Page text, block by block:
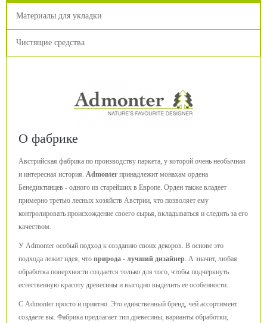
Материалы для укладки
Чистящие средства
О фабрике
Австрийская фабрика по производству паркета, у которой очень необычная
и интересная история. Admonter принадлежит монахам ордена
Бенедиктинцев - одного из старейших в Европе. Орден также владеет
примерно третью лесных хозяйств Австрии, что позволяет ему
контролировать происхождение своего сырья, вкладываться и следить за его
качеством.
У Admonter особый подход к созданию своих декоров. В основе это
подхода лежит идея, что природа - лучший дизайнер. А значит, любая
обработка поверхности создается только для того, чтобы подчеркнуть
естественную красоту древесины и выгодно выделить ее особенности.
С Admonter просто и приятно. Это единственный бренд, чей ассортимент
создаете вы. Фабрика предлагает тип древесины, варианты обработки,